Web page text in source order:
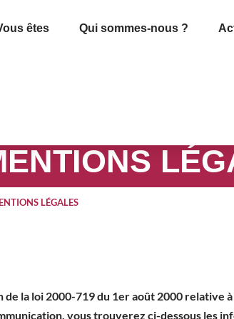
êtes Qui sommes-nous ?
les mentions légales de TERRES
LÉGALES
de la loi 2000-719 du 1er août 2000
vous trouverez ci-dessous les